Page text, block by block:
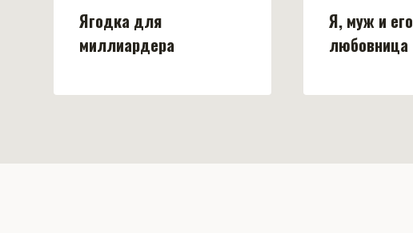
Ягодка для
миллиардера
Я, муж и его
любовница